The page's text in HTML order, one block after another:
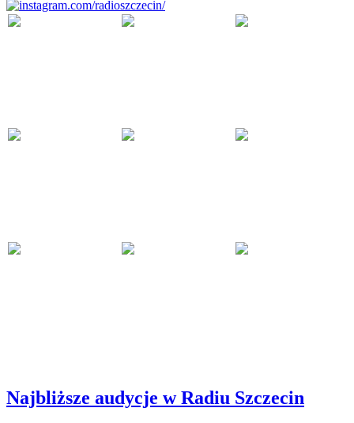
Najbliższe audycje w Radiu Szczecin